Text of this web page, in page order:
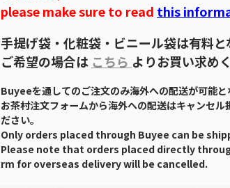
please make sure to read this
手提げ袋・化粧袋・ビニール袋は有料と
ご希望の場合は こちら よりお買い求め
Buyeeを通してのご注文のみ海外への配送が可能と
お茶村注文フォームから海外への配送はキャンセル
ださい。
Only orders placed through Buyee can be
Please note that orders placed directly
rm for overseas delivery will be cancelled.